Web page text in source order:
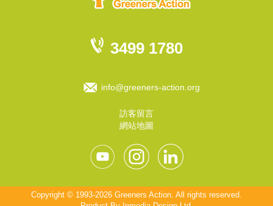
3499 1780
info@greeners-action.org
訪客留言
網站地圖
Copyright © 1993-2026 Greeners Action. All rights reserved.